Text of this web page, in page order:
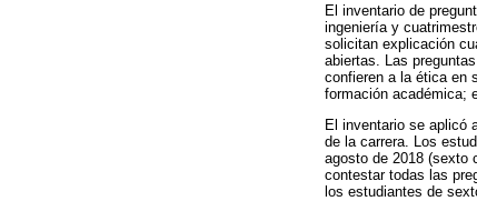
El inventario de
ingeniería y
solicitan explicación
abiertas. Las
confieren a la ética en
formación académica;
El inventario se aplicó
de la carrera. Los
agosto de 2018 (sexto
contestar todas las
los estudiantes de